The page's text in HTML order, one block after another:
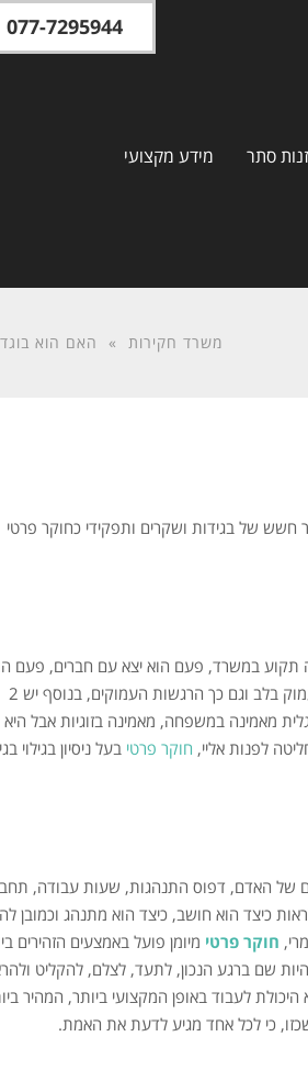
077-7295944
סתר מידע מקצועי
משרד חקירות » האם הוא
של בגידות ושקרים ותפקידי כחוקר פרטי
תקוע במשרד, פעם הוא יצא עם חברים, פעם
פשוט לא "תירץ" והגיע מאוחר. גלית כבר החלה לחשוש אבל האהבה לאיתי עדיין עמוק בלב וגם כך הרגשות העמוקים, בנוסף יש 2
מאמינה במשפחה, מאמינה בזוגיות אבל היא
לפנות אליי, חוקר פרטי בעל ניסיון בגילוי
של האדם, דפוס התנהגות, שעות עבודה,
כיצד הוא חושב, כיצד הוא מתנהג וכמובן
חוקר פרטי מיומן פועל באמצעים הזהירים
שם ברגע הנכון, לתעד, לצלם, להקליט
לעבוד באופן המקצועי ביותר, המהיר
כי לכל אחד מגיע לדעת את האמת.